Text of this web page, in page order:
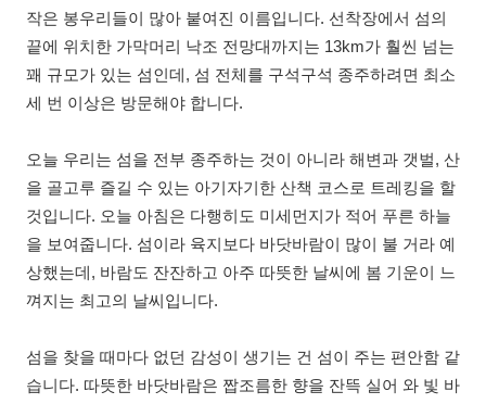
작은 봉우리들이 많아 붙여진 이름입니다. 선착장에서 섬의
끝에 위치한 가막머리 낙조 전망대까지는 13km가 훨씬 넘는
꽤 규모가 있는 섬인데, 섬 전체를 구석구석 종주하려면 최소
세 번 이상은 방문해야 합니다.
오늘 우리는 섬을 전부 종주하는 것이 아니라 해변과 갯벌, 산
을 골고루 즐길 수 있는 아기자기한 산책 코스로 트레킹을 할
것입니다. 오늘 아침은 다행히도 미세먼지가 적어 푸른 하늘
을 보여줍니다. 섬이라 육지보다 바닷바람이 많이 불 거라 예
상했는데, 바람도 잔잔하고 아주 따뜻한 날씨에 봄 기운이 느
껴지는 최고의 날씨입니다.
섬을 찾을 때마다 없던 감성이 생기는 건 섬이 주는 편안함 같
습니다. 따뜻한 바닷바람은 짭조름한 향을 잔뜩 실어 와 빛 바